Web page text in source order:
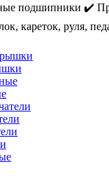
подшипники ✔️
кареток, руля,